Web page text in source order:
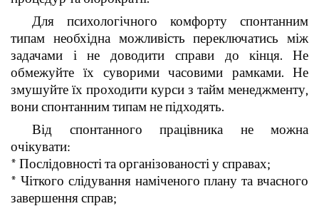
Для психологічного комфорту спонтанним
типам необхідна можливість переключатись між
задачами і не доводити справи до кінця. Не
обмежуйте їх суворими часовими рамками. Не
змушуйте їх проходити курси з тайм менеджменту,
вони спонтанним типам не підходять.
Від спонтанного працівника не можна
очікувати:
* Послідовності та організованості у справах;
* Чіткого слідування наміченого плану та вчасного
завершення справ;